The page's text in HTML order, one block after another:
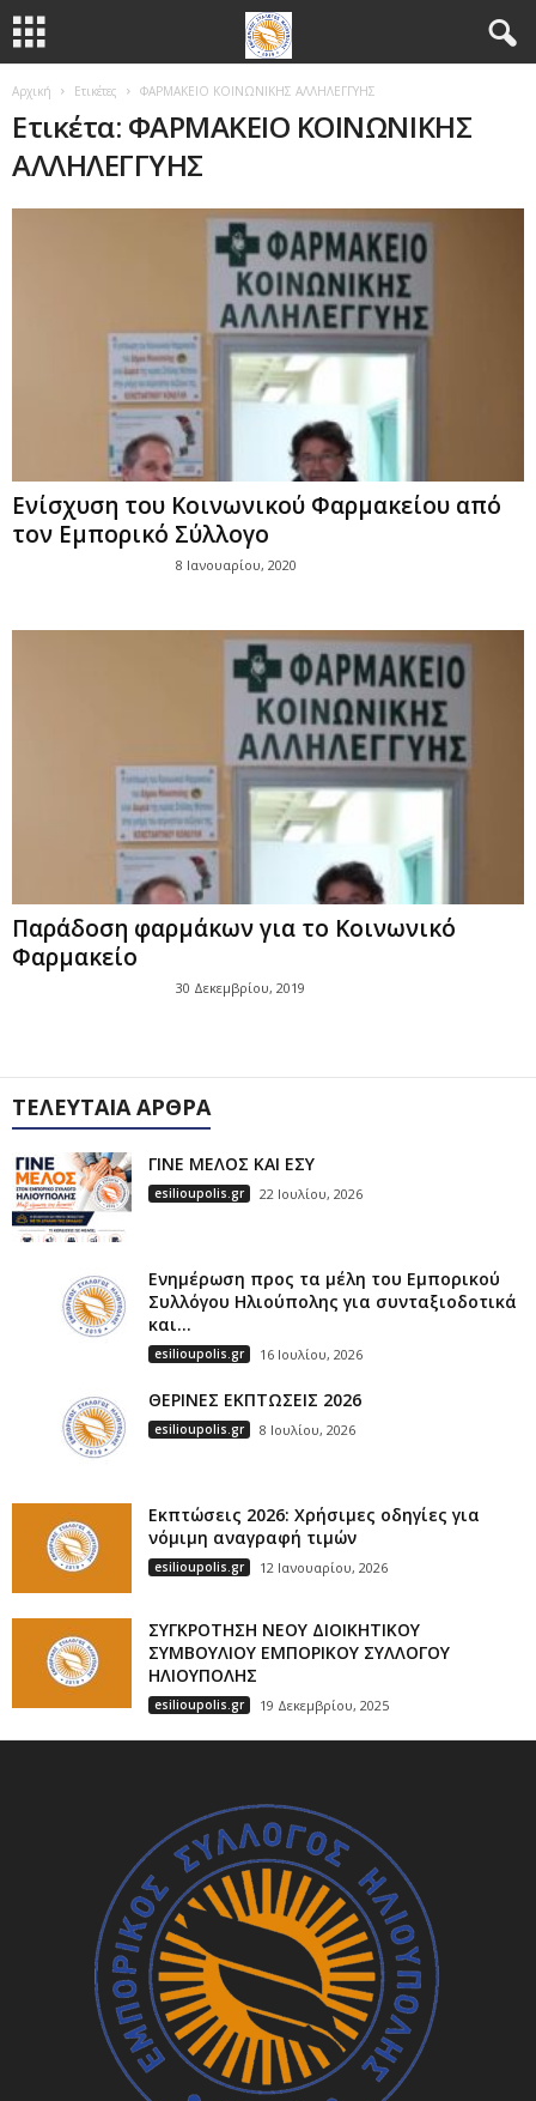
Αρχική Ετικέτες ΦΑΡΜΑΚΕΙΟ ΚΟΙΝΩΝΙΚΗΣ ΑΛΛΗΛΕΓΓΥΗΣ
Ετικέτα: ΦΑΡΜΑΚΕΙΟ ΚΟΙΝΩΝΙΚΗΣ
ΑΛΛΗΛΕΓΓΥΗΣ
Ενίσχυση του Κοινωνικού Φαρμακείου από
τον Εμπορικό Σύλλογο
8 Ιανουαρίου, 2020
Παράδοση φαρμάκων για το Κοινωνικό
Φαρμακείο
30 Δεκεμβρίου, 2019
ΤΕΛΕΥΤΑΊΑ ΆΡΘΡΑ
ΓΙΝΕ ΜΕΛΟΣ ΚΑΙ ΕΣΥ
esilioupolis.gr 22 Ιουλίου, 2026
Ενημέρωση προς τα μέλη του Εμπορικού
Συλλόγου Ηλιούπολης για συνταξιοδοτικά
και...
esilioupolis.gr 16 Ιουλίου, 2026
ΘΕΡΙΝΕΣ ΕΚΠΤΩΣΕΙΣ 2026
esilioupolis.gr 8 Ιουλίου, 2026
Εκπτώσεις 2026: Χρήσιμες οδηγίες για
νόμιμη αναγραφή τιμών
esilioupolis.gr 12 Ιανουαρίου, 2026
ΣΥΓΚΡΟΤΗΣΗ ΝΕΟΥ ΔΙΟΙΚΗΤΙΚΟΥ
ΣΥΜΒΟΥΛΙΟΥ ΕΜΠΟΡΙΚΟΥ ΣΥΛΛΟΓΟΥ
ΗΛΙΟΥΠΟΛΗΣ
esilioupolis.gr 19 Δεκεμβρίου, 2025